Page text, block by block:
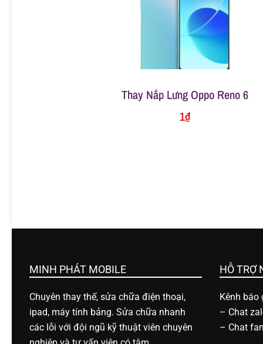
h
o
Thay Nắp Lưng Oppo Reno 6
1₫
MINH PHÁT MOBILE
Chuyên thay thế, sửa chữa điện thoại,
ipad, máy tính bảng. Sửa chữa nhanh
các lỗi với đội ngũ kỹ thuật viên chuyên
HỖ TRỢ
Kênh báo
– Chat
– Chat